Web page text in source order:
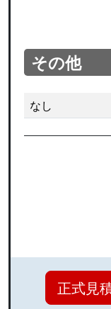
その他
なし
正式見